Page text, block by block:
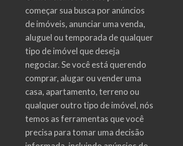
começar sua busca poranúncios
de imóveis, anunciar uma venda,
aluguel ou temporada de qualquer
tipo de imóvel que deseja
negociar. Se você está querendo
comprar, alugar ou vender uma
casa, apartamento, terreno ou
qualquer outro tipo de imóvel, nós
temos as ferramentas que você
precisa para tomar uma decisão